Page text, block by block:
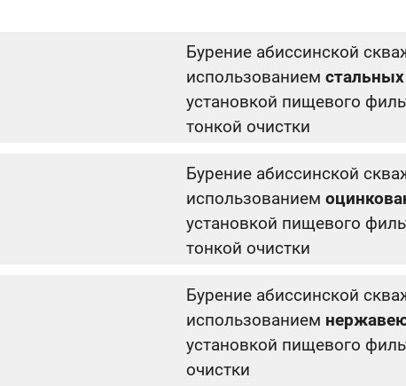
Бурение абиссинской
использованием
установкой пищевого
тонкой очистки
Бурение абиссинской
использованием
установкой пищевого
тонкой очистки
Бурение абиссинской
использованием
установкой пищевого
очистки